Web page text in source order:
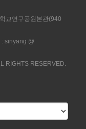
교연구공원본관(940
sinyang @
RIGHTS RESERVED.